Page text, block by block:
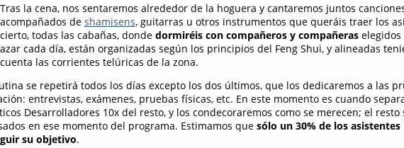
Tras la cena, nos sentaremos alrededor de la hoguera y cantaremos juntos
acompañados de shamisens, guitarras u otros instrumentos que queráis traer los
cierto, todas las cabañas, donde dormiréis con compañeros y compañeraselegidos
azar cada día, están organizadas según los principios del Feng Shui, y alineadas
cuenta las corrientes telúricas de la zona.
se repetirá todos los días excepto los dos últimos, que los dedicaremos a las
entrevistas, exámenes, pruebas físicas, etc. En este momento es cuando
Desarrolladores 10x del resto, y los condecoraremos como se merecen; el resto
en ese momento del programa. Estimamos que sólo un 30% de los
su objetivo.